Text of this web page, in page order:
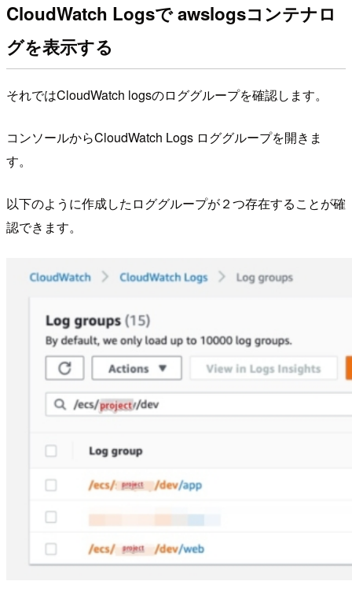
CloudWatch Logsで awslogsコンテナロ
グを表示する
それではCloudWatch logsのロググループを確認します。
コンソールからCloudWatch Logs ロググループを開きま
す。
以下のように作成したロググループが２つ存在することが確
認できます。